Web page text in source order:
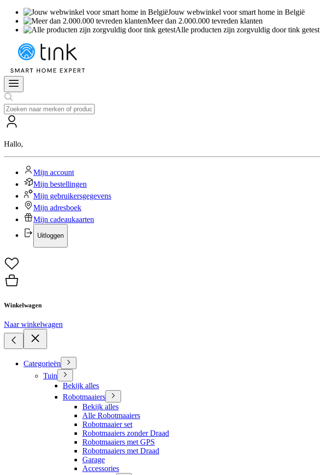
Jouw webwinkel voor smart home in België
Meer dan 2.000.000 tevreden klanten
Alle producten zijn zorgvuldig door tink getest
Hallo,
Mijn account
Mijn bestellingen
Mijn gebruikersgegevens
Mijn adresboek
Mijn cadeaukaarten
Uitloggen
Winkelwagen
Naar winkelwagen
Categorieën
Tuin
Bekijk alles
Robotmaaiers
Bekijk alles
Alle Robotmaaiers
Robotmaaier set
Robotmaaiers zonder Draad
Robotmaaiers met GPS
Robotmaaiers met Draad
Garage
Accessories